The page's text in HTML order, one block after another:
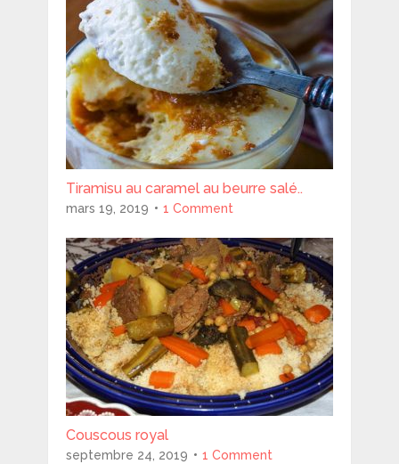
Tiramisu au caramel au beurre salé..
mars 19, 2019 1 Comment
Couscous royal
septembre 24, 2019 1 Comment